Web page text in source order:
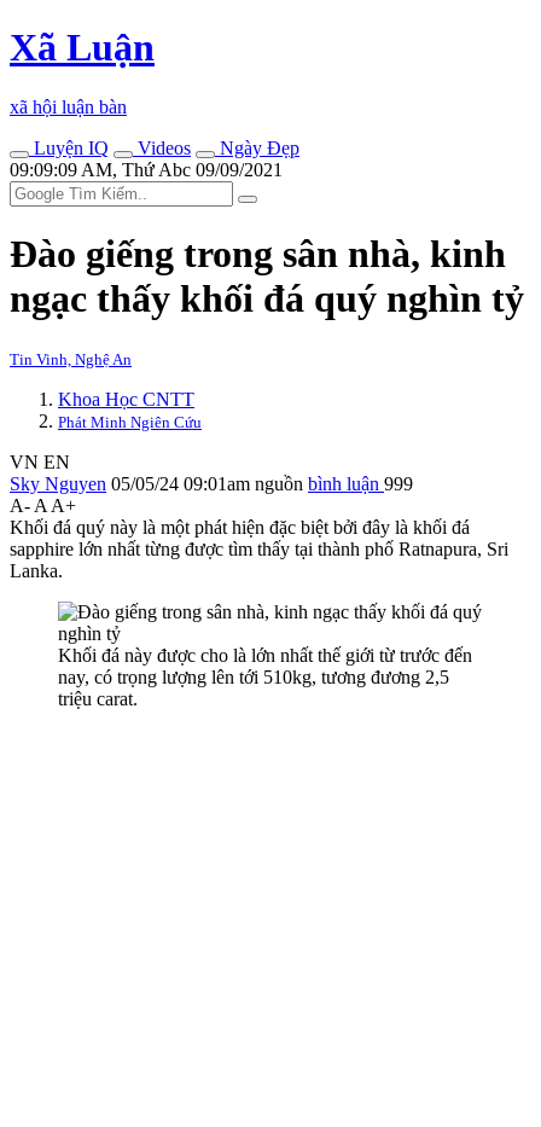
Xã Luận
xã hội luận bàn
Luyện IQ
Videos
Ngày Đẹp
09:09:09 AM, Thứ Abc 09/09/2021
Đào giếng trong sân nhà, kinh
ngạc thấy khối đá quý nghìn tỷ
Tin Vinh, Nghệ An
Khoa Học CNTT
Phát Minh Ngiên Cứu
VN EN
Sky Nguyen 05/05/24 09:01am nguồn bình luận 999
A- A A+
Khối đá quý này là một phát hiện đặc biệt bởi đây là khối đá
sapphire lớn nhất từng được tìm thấy tại thành phố Ratnapura, Sri
Lanka.
Khối đá này được cho là lớn nhất thế giới từ trước đến
nay, có trọng lượng lên tới 510kg, tương đương 2,5
triệu carat.